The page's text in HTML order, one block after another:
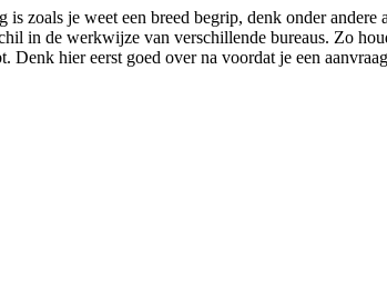
zoals je weet een breed begrip, denk onder
in de werkwijze van verschillende bureaus. Zo
hier eerst goed over na voordat je een